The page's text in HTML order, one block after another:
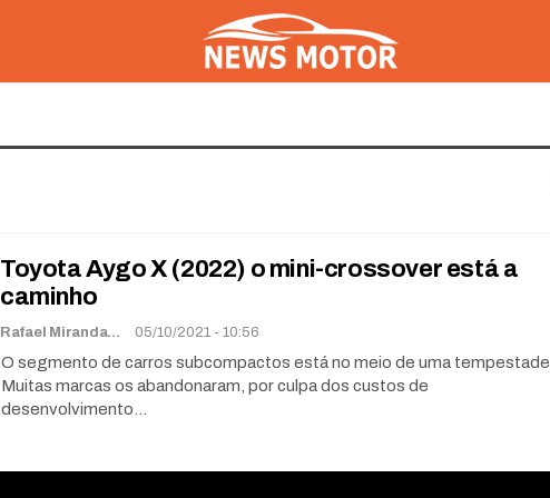
Toyota Aygo X (2022) o mini-crossover está a
caminho
Rafael Miranda 05/10/2021 - 10:56
O segmento de carros subcompactos está no meio de uma tempestade.
Muitas marcas os abandonaram, por culpa dos custos de
desenvolvimento…